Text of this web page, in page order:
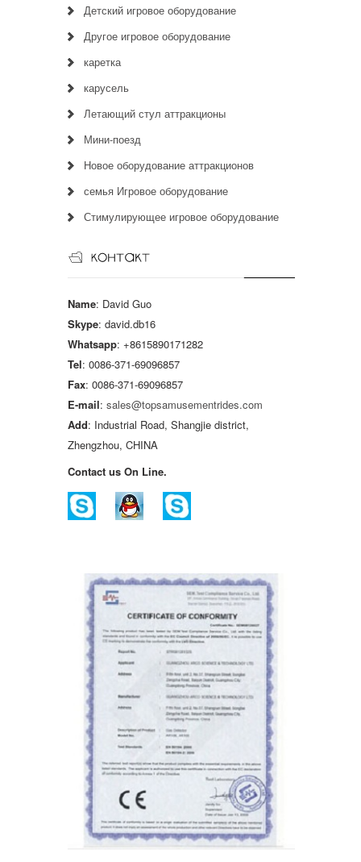
Детский игровое оборудование
Другое игровое оборудование
каретка
карусель
Летающий стул аттракционы
Мини-поезд
Новое оборудование аттракционов
семья Игровое оборудование
Стимулирующее игровое оборудование
Name: David Guo
Skype: david.db16
Whatsapp: +8615890171282
Tel: 0086-371-69096857
Fax: 0086-371-69096857
E-mail: sales@topsamusementrides.com
Add: Industrial Road, Shangjie district,
Zhengzhou, CHINA
Contact us On Line.